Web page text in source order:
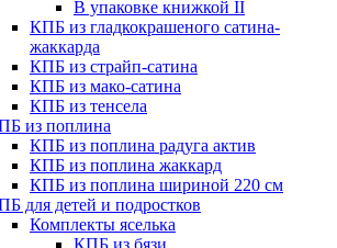
В упаковке книжкой II
КПБ из гладкокрашеного сатина-
жаккарда
КПБ из страйп-сатина
КПБ из мако-сатина
КПБ из тенсела
из поплина
КПБ из поплина радуга актив
КПБ из поплина жаккард
КПБ из поплина шириной 220 см
для детей и подростков
Комплекты яселька
КПБ из бязи